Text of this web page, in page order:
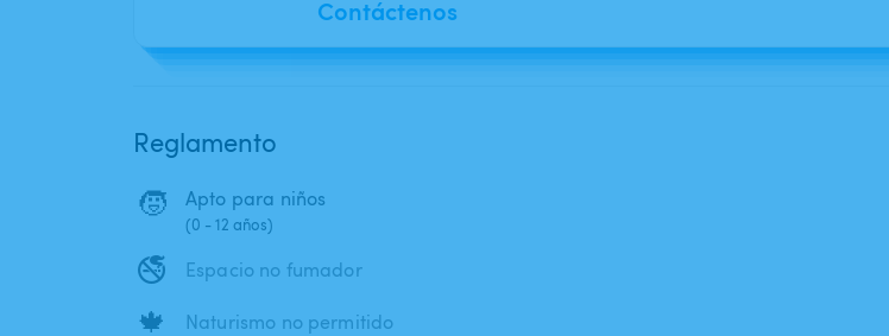
Contáctenos
Reglamento
🧒 Apto para niños
(0 - 12 años)
🚭 Espacio no fumador
🍁 Naturismo no permitido